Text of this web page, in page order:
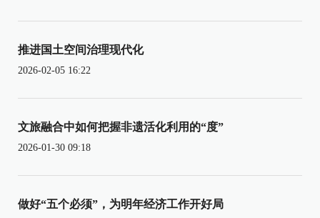
推进国土空间治理现代化
2026-02-05 16:22
文旅融合中如何把握非遗活化利用的“度”
2026-01-30 09:18
做好“五个必须”，为明年经济工作开好局